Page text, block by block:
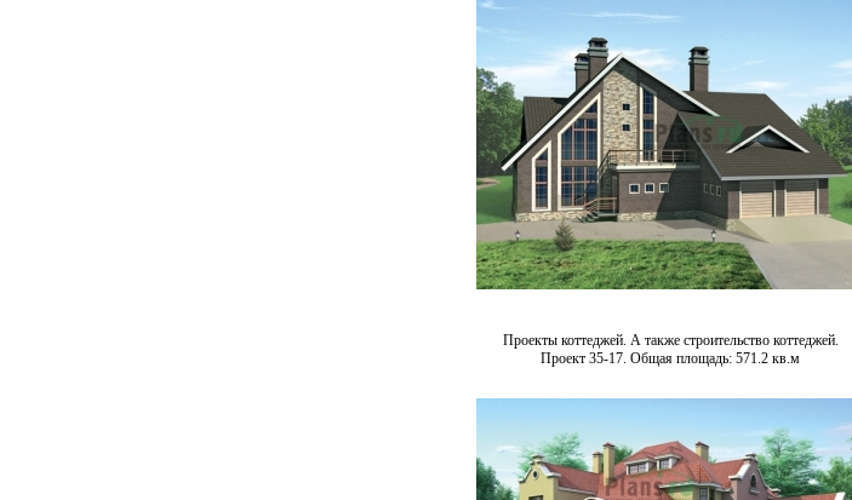
Проекты коттеджей. А также строительство коттеджей.
Проект 35-17. Общая площадь: 571.2 кв.м